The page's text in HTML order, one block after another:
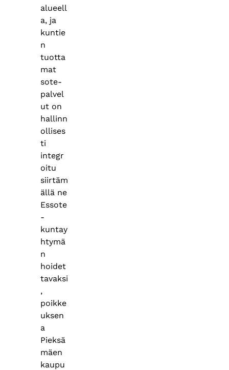
alueell
a, ja
kuntie
n
tuotta
mat
sote-
palvel
ut on
hallinn
ollises
ti
integr
oitu
siirtäm
ällä ne
Essote
-
kuntay
htymä
n
hoidet
tavaksi
,
poikke
uksen
a
Pieksä
mäen
kaupu